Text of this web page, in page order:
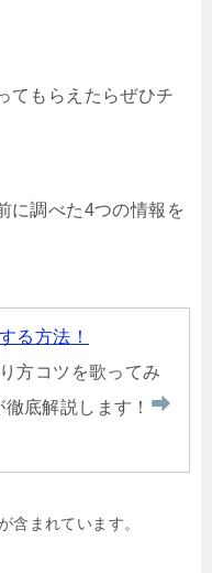
てもらえたらぜひチ
に調べた4つの情報を
る方法！
方コツを歌ってみ
底解説します！
含まれています。